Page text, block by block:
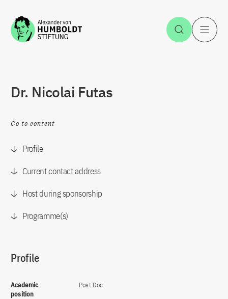
Jump to the content Open
Dr. Nicolai Futas
Go to content
Profile
Current contact address
Host during sponsorship
Programme(s)
Profile
Academic
position
Post Doc